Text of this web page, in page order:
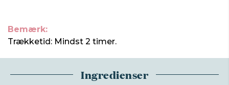
Bemærk:
Trækketid: Mindst 2 timer.
Ingredienser